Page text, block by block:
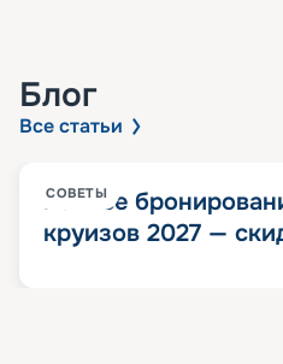
Блог
Все статьи
СОВЕТЫ
Раннее
круизов 2027 —